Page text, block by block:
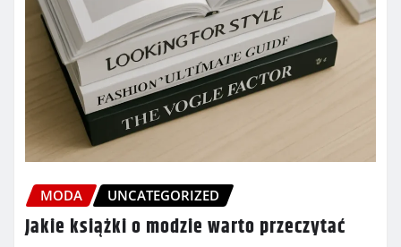
MODA UNCATEGORIZED
Jakie książki o modzie warto przeczytać